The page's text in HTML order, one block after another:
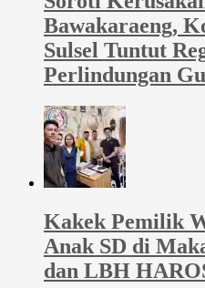
Bawakaraeng,
Sulsel Tuntut
Perlindungan
Kakek Pemilik
Anak SD di
dan LBH